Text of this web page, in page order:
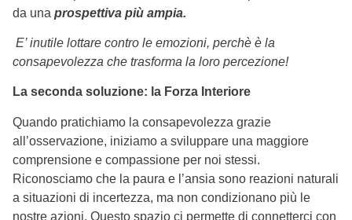
da una prospettiva più ampia.
E’ inutile lottare contro le emozioni, perchè è la
consapevolezza che trasforma la loro percezione!
La seconda soluzione: la Forza Interiore
Quando pratichiamo la consapevolezza grazie
all’osservazione, iniziamo a sviluppare una maggiore
comprensione e compassione per noi stessi.
Riconosciamo che la paura e l’ansia sono reazioni naturali
a situazioni di incertezza, ma non condizionano più le
nostre azioni. Questo spazio ci permette di connetterci con